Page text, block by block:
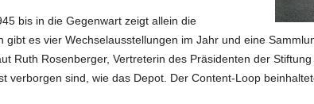
bis in die Gegenwart zeigt allein die
gibt es vier Wechselausstellungen im Jahr und eine
Ruth Rosenberger, Vertreterin des Präsidenten der
verborgen sind, wie das Depot. Der Content-Loop